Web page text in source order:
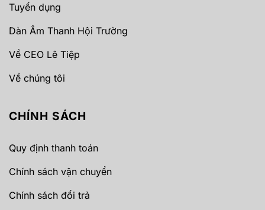
Tuyển dụng
Dàn Âm Thanh Hội Trường
Về CEO Lê Tiệp
Về chúng tôi
CHÍNH SÁCH
Quy định thanh toán
Chính sách vận chuyển
Chính sách đổi trả